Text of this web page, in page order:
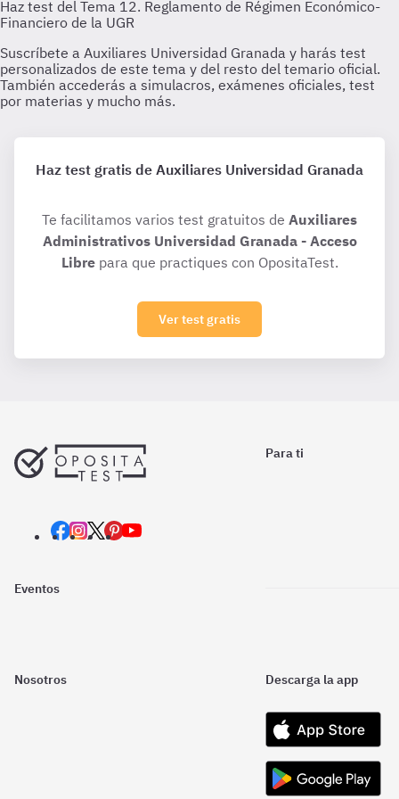
Haz test gratis de Auxiliares Universidad Granada
Te facilitamos varios test gratuitos de Auxiliares
Administrativos Universidad Granada - Acceso
Librepara que practiques con OpositaTest.
Ver test gratis
Para ti
Eventos
Nosotros Descarga la app